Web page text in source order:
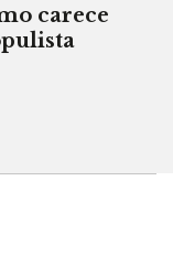
carece